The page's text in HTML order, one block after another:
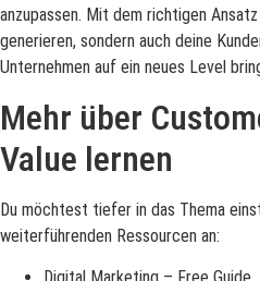
anzupassen. Mit dem richtigen
generieren, sondern auch deine
Unternehmen auf ein neues Level
Mehr über
Value lernen
Du möchtest tiefer in das Thema
weiterführenden Ressourcen an: